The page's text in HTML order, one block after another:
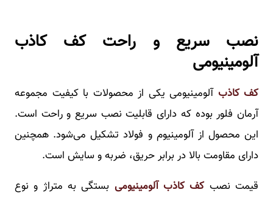
نصب سریع و راحت کف کاذب
آلومینیومی
کف کاذب آلومینیومی یکی از محصولات با کیفیت مجموعه
آرمان فلور بوده که دارای قابلیت نصب سریع و راحت است.
این محصول از آلومینیوم و فولاد تشکیل ‌می‌شود. همچنین
دارای مقاومت بالا در برابر حریق، ضربه و سایش است.
قیمت نصب کف کاذب آلومینیومی بستگی به متراژ و نوع